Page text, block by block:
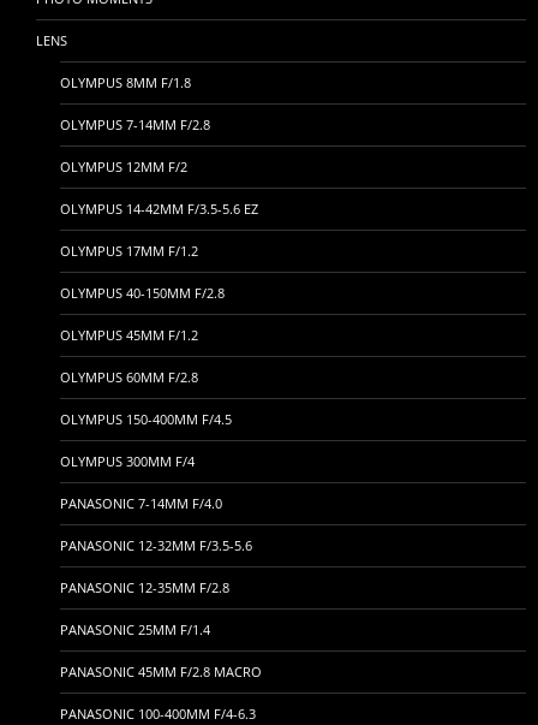
LENS
OLYMPUS 8MM F/1.8
OLYMPUS 7-14MM F/2.8
OLYMPUS 12MM F/2
OLYMPUS 14-42MM F/3.5-5.6 EZ
OLYMPUS 17MM F/1.2
OLYMPUS 40-150MM F/2.8
OLYMPUS 45MM F/1.2
OLYMPUS 60MM F/2.8
OLYMPUS 150-400MM F/4.5
OLYMPUS 300MM F/4
PANASONIC 7-14MM F/4.0
PANASONIC 12-32MM F/3.5-5.6
PANASONIC 12-35MM F/2.8
PANASONIC 25MM F/1.4
PANASONIC 45MM F/2.8 MACRO
PANASONIC 100-400MM F/4-6.3